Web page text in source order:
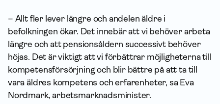
– Allt fler lever längre och andelen äldre i
befolkningen ökar. Det innebär att vi behöver arbeta
längre och att pensionsåldern successivt behöver
höjas. Det är viktigt att vi förbättrar möjligheterna till
kompetensförsörjning och blir bättre på att ta till
vara äldres kompetens och erfaren­heter, sa Eva
Nordmark, arbetsmarknadsminister.